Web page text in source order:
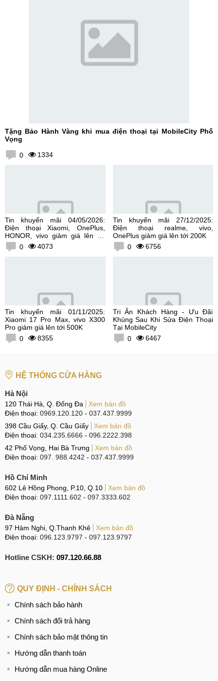
Tặng Bảo Hành Vàng khi mua điện thoại tại MobileCity Phố
Vọng
0 1334
Tin khuyến mãi 04/05/2026:
Điện thoại Xiaomi, OnePlus,
HONOR, vivo giảm giá lên tới
300K0 4073
Tin khuyến mãi 27/12/2025:
Điện thoại realme, vivo,
OnePlus giảm giá lên tới 200K
0
6756
Tin khuyến mãi 01/11/2025:
Xiaomi 17 Pro Max, vivo X300
Pro giảm giá lên tới 500K
0
8355
Tri Ân Khách Hàng - Ưu Đãi
Khủng Sau Khi Sửa Điện Thoại
Tại MobileCity
0
6467
HỆ THỐNG CỬA HÀNG
Hà Nội
120 Thái Hà, Q. Đống Đa
Xem bản đồ
Điện thoại: 0969.120.120 - 037.437.9999
398 Cầu Giấy, Q. Cầu Giấy
Xem bản đồ
Điện thoại: 034.235.6666 - 096.2222.398
42 Phố Vọng, Hai Bà Trưng
Xem bản đồ
Điện thoại: 097. 988.4242 - 037.437.9999
Hồ Chí Minh
602 Lê Hồng Phong, P.10, Q.10
Xem bản đồ
Điện thoại: 097.1111.602 - 097.3333.602
Đà Nẵng
97 Hàm Nghi, Q.Thanh Khê
Xem bản đồ
Điện thoại: 096.123.9797 - 097.123.9797
Hotline CSKH: 097.120.66.88
QUY ĐỊNH - CHÍNH SÁCH
Chính sách bảo hành
Chính sách đổi trả hàng
Chính sách bảo mật thông tin
Hướng dẫn thanh toán
Hướng dẫn mua hàng Online